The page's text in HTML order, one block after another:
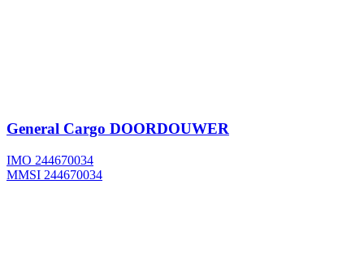
General Cargo DOORDOUWER
IMO 244670034
MMSI 244670034